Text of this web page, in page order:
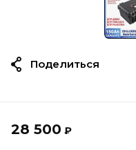
28 500 ₽
Поделиться